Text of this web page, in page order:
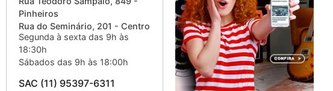
Pinheiros
Rua do Seminário, 201 - Centro
Segunda à sexta das 9h às
18:30h
Sábados das 9h às 18:00h
SAC (11) 95397-6311